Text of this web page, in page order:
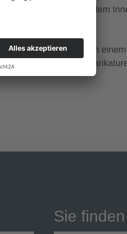
auf Twitter dem
Honorine bei Paris von
dabei Mohammed-
Sie